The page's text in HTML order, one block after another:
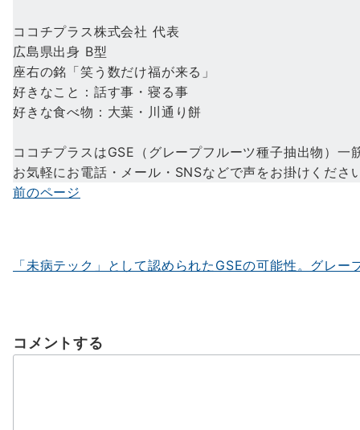
ココチプラス株式会社 代表
広島県出身 B型
座右の銘「笑う数だけ福が来る」
好きなこと：話す事・寝る事
好きな食べ物：大葉・川通り餅
ココチプラスはGSE（グレープフルーツ種子抽出物）
お気軽にお電話・メール・SNSなどで声をお掛けくだ
投
ビ
シ
前のページ
「未病テック」として認められたGSEの可能性。グレ
コメントする